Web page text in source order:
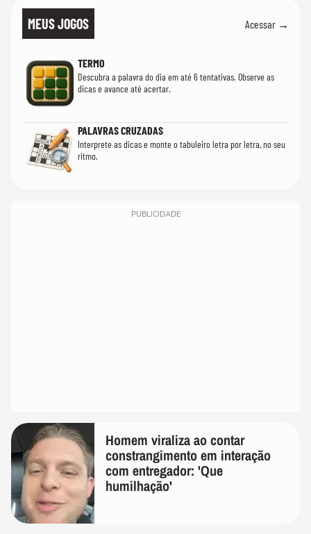
MEUS JOGOS Acessar →
TERMO
Descubra a palavra do dia em até 6 tentativas. Observe as
dicas e avance até acertar.
PALAVRAS CRUZADAS
Interprete as dicas e monte o tabuleiro letra por letra, no seu
ritmo.
PUBLICIDADE
Homem viraliza ao contar
constrangimento em interação
com entregador: 'Que
humilhação'